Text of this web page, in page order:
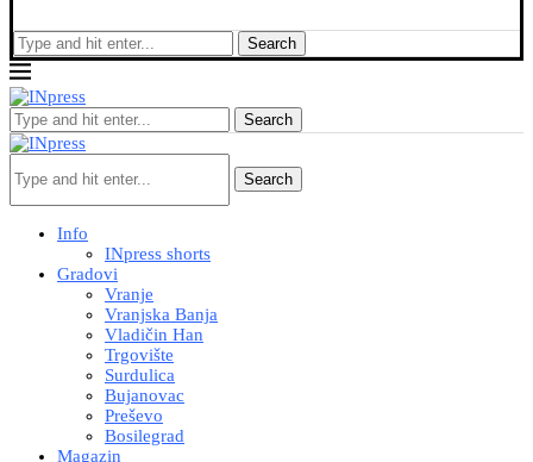
Search
Search
Search
Info
INpress shorts
Gradovi
Vranje
Vranjska Banja
Vladičin Han
Trgovište
Surdulica
Bujanovac
Preševo
Bosilegrad
Magazin